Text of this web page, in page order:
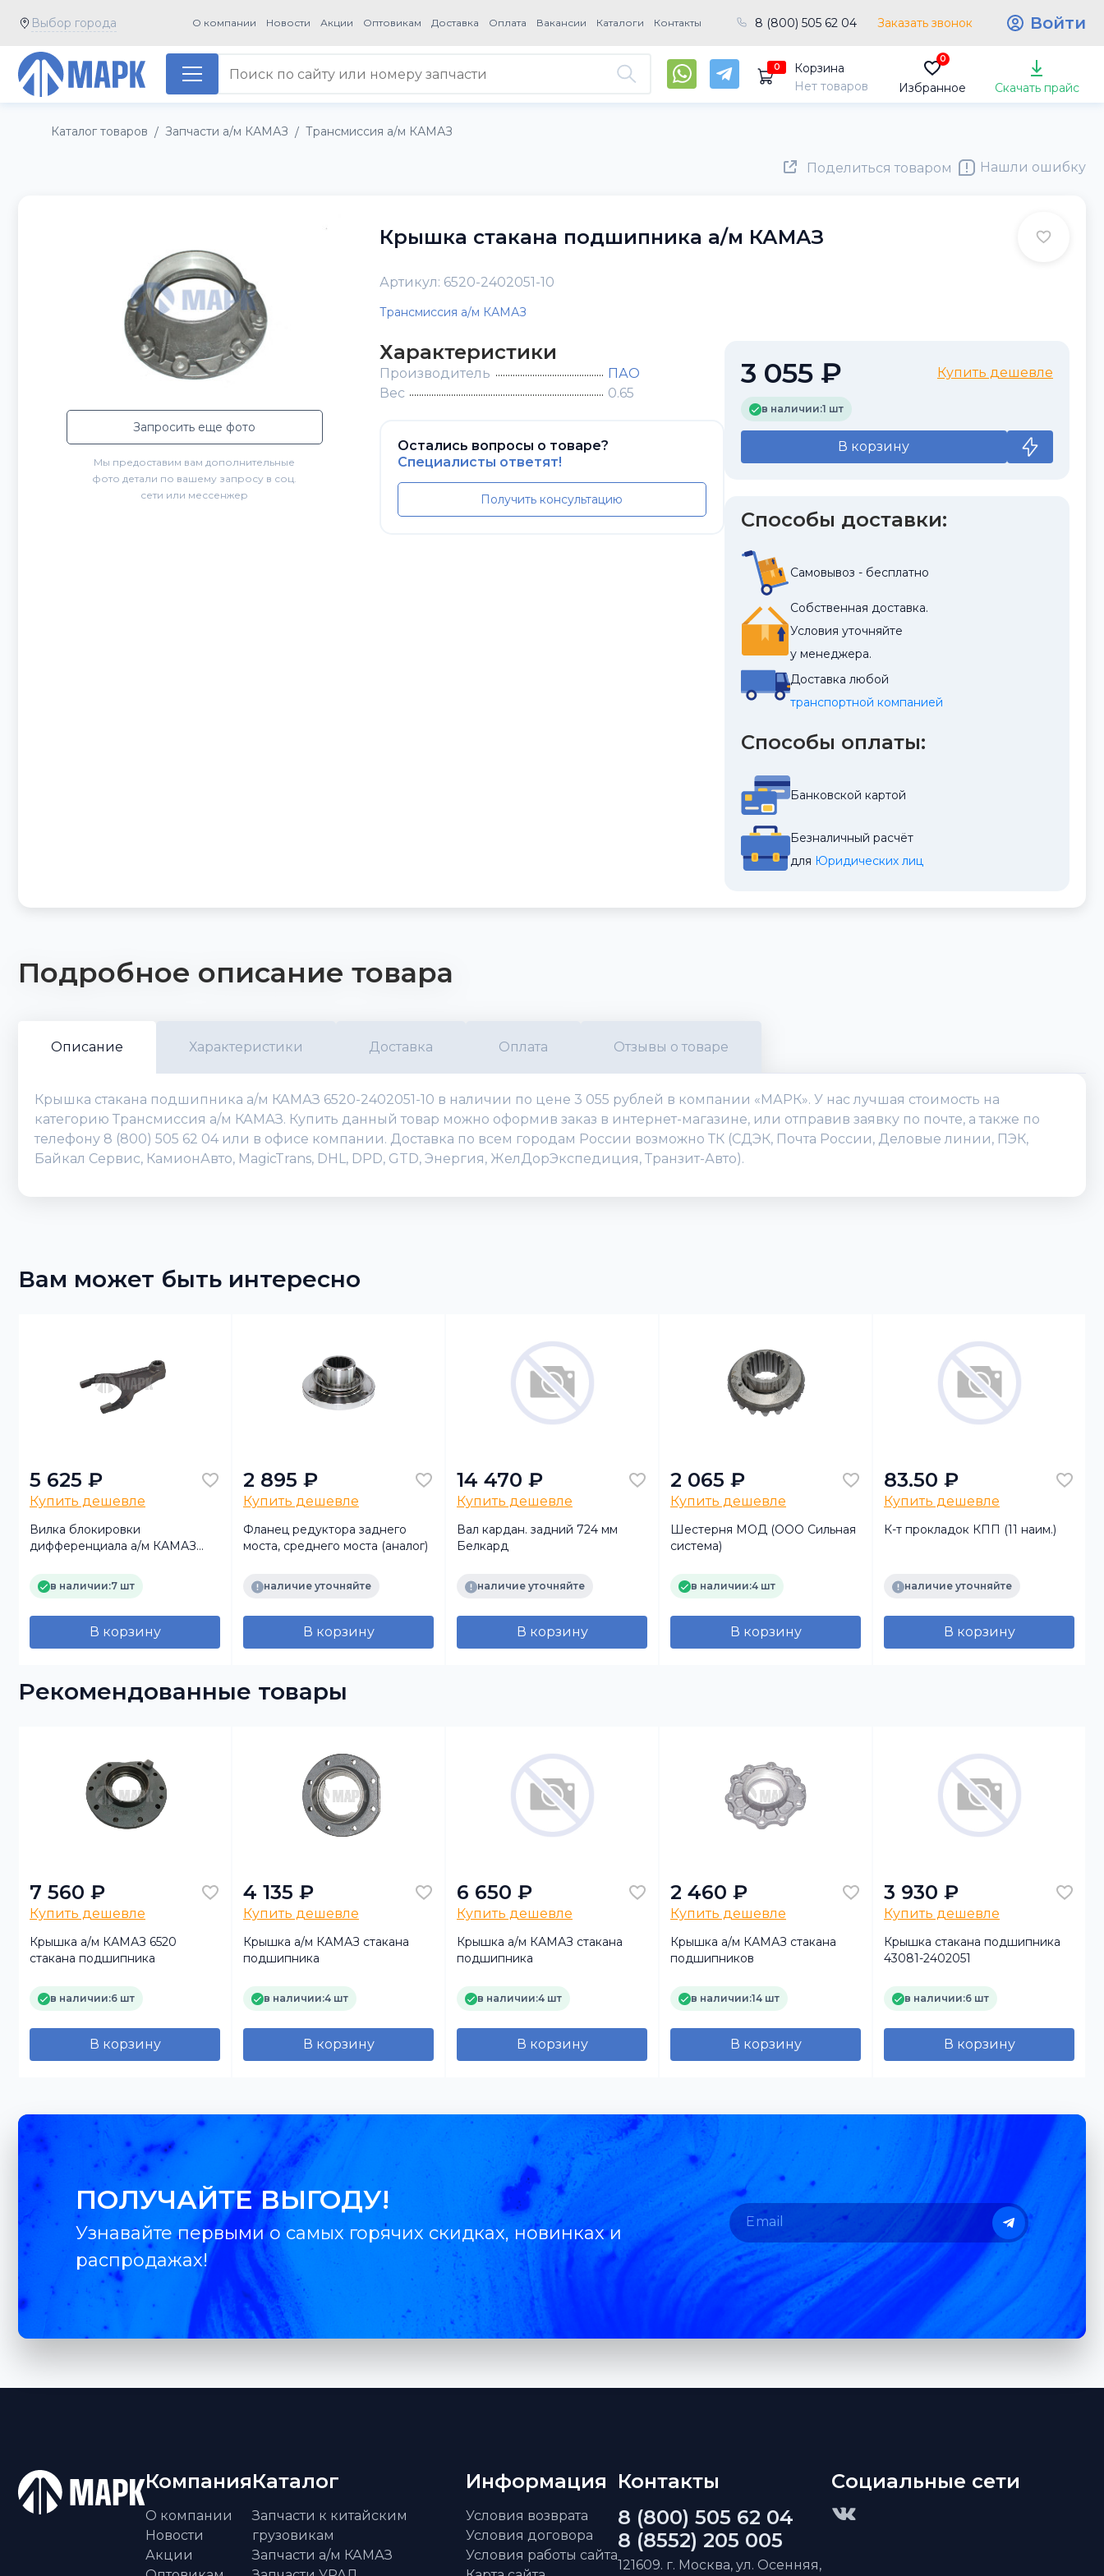
Выбор города О компании Новости Акции Оптовикам Доставка Оплата Вакансии Каталоги Контакты 8 (800) 505 62 04 Заказать звонок Войти
0
Корзина
Нет товаров
0
Избранное Скачать прайс
Каталог товаров / Запчасти а/м КАМАЗ / Трансмиссия а/м КАМАЗ
Поделиться товаром Нашли ошибку
Запросить еще фото
Мы предоставим вам дополнительные
фото детали по вашему запросу в соц.
сети или мессенжер
Крышка стакана подшипника а/м КАМАЗ
Артикул: 6520-2402051-10
Трансмиссия а/м КАМАЗ
Характеристики
Производитель
ПАО
Вес
0.65
Остались вопросы о товаре?
Специалисты ответят!
Получить консультацию
3 055 ₽ Купить дешевле
в наличии:1 шт
В корзину
Способы доставки:
Самовывоз - бесплатно
Собственная доставка.
Условия уточняйте
у менеджера.
Доставка любой
транспортной компанией
Способы оплаты:
Банковской картой
Безналичный расчёт
для Юридических лиц
Подробное описание товара
Описание Характеристики Доставка Оплата Отзывы о товаре
Крышка стакана подшипника а/м КАМАЗ 6520-2402051-10 в наличии по цене 3 055 рублей в компании «МАРК». У нас лучшая стоимость на
категорию Трансмиссия а/м КАМАЗ. Купить данный товар можно оформив заказ в интернет-магазине, или отправив заявку по почте, а также по
телефону 8 (800) 505 62 04 или в офисе компании. Доставка по всем городам России возможно ТК (СДЭК, Почта России, Деловые линии, ПЭК,
Байкал Сервис, КамионАвто, MagicTrans, DHL, DPD, GTD, Энергия, ЖелДорЭкспедиция, Транзит-Авто).
Вам может быть интересно
5 625 ₽
Купить дешевле
Вилка блокировки
дифференциала а/м КАМАЗ
в наличии:7 шт
В корзину
2 895 ₽
Купить дешевле
Фланец редуктора заднего
моста, среднего моста (аналог)
наличие уточняйте
В корзину
14 470 ₽
Купить дешевле
Вал кардан. задний 724 мм
Белкард
наличие уточняйте
В корзину
2 065 ₽
Купить дешевле
Шестерня МОД (ООО Сильная
система)
в наличии:4 шт
В корзину
83.50 ₽
Купить дешевле
К-т прокладок КПП (11 наим.)
наличие уточняйте
В корзину
Рекомендованные товары
7 560 ₽
Купить дешевле
Крышка а/м КАМАЗ 6520
стакана подшипника
в наличии:6 шт
В корзину
4 135 ₽
Купить дешевле
Крышка а/м КАМАЗ стакана
подшипника
в наличии:4 шт
В корзину
6 650 ₽
Купить дешевле
Крышка а/м КАМАЗ стакана
подшипника
в наличии:4 шт
В корзину
2 460 ₽
Купить дешевле
Крышка а/м КАМАЗ стакана
подшипников
в наличии:14 шт
В корзину
3 930 ₽
Купить дешевле
Крышка стакана подшипника
43081-2402051
в наличии:6 шт
В корзину
ПОЛУЧАЙТЕ ВЫГОДУ!
Узнавайте первыми о самых горячих скидках, новинках и
распродажах!
Компания
О компании
Новости
Акции
Каталог
Запчасти к китайским
грузовикам
Запчасти а/м КАМАЗ
Информация
Условия возврата
Условия договора
Условия работы сайта
Контакты
8 (800) 505 62 04
8 (8552) 205 005
121609. г. Москва, ул. Осенняя,
Социальные сети